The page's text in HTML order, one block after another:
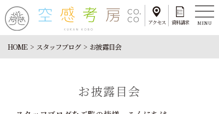
アクセス 資料請求 MENU
HOME スタッフブログ お披露目会
お披露目会